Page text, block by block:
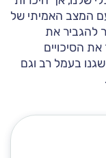
המצב האמיתי של
להגביר את
הסיכויים
בעמל רב וגם